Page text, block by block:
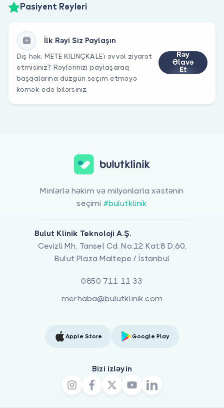
Pasiyent Rəyləri
İlk Rəyi Siz Paylaşın
Diş hək. METE KILINÇKALE’ı əvvəl ziyarət
etmisiniz? Rəylərinizi paylaşaraq
başqalarına düzgün seçim etməyə
kömək edə bilərsiniz.
Rəy
Əlavə
Et
Minlərlə həkim və milyonlarla xəstənin
seçimi #bulutklinik
Bulut Klinik Teknoloji A.Ş.
Cevizli Mh. Tansel Cd. No:12 Kat:8 D:60,
Bulut Plaza Maltepe / İstanbul
0850 711 11 33
merhaba@bulutklinik.com
Apple Store Google Play
Bizi izləyin